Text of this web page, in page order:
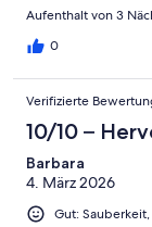
Aufenthalt von 3
0
Verifizierte
10/10 –
Barbara
4. März 2026
Gut: